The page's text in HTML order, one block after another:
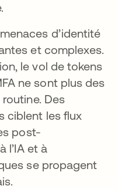
d’identité
et complexes.
le vol de tokens
ne sont plus des
Des
ciblent les flux
post-
l’IA et à
se propagent